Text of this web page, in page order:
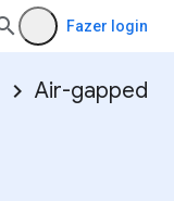
Fazer login
Air-gapped